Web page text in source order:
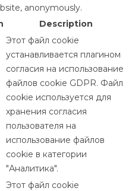
anonymously.
Description
Этот файл cookie
устанавливается плагином
согласия на использование
файлов cookie GDPR. Файл
cookie используется для
хранения согласия
пользователя на
использование файлов
cookie в категории
"Аналитика".
Этот файл cookie